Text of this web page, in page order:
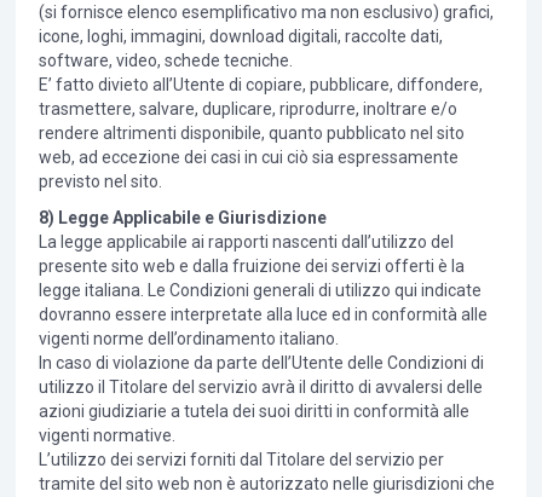
(si fornisce elenco esemplificativo ma non esclusivo) grafici,
icone, loghi, immagini, download digitali, raccolte dati,
software, video, schede tecniche.
E’ fatto divieto all’Utente di copiare, pubblicare, diffondere,
trasmettere, salvare, duplicare, riprodurre, inoltrare e/o
rendere altrimenti disponibile, quanto pubblicato nel sito
web, ad eccezione dei casi in cui ciò sia espressamente
previsto nel sito.
8) Legge Applicabile e Giurisdizione
La legge applicabile ai rapporti nascenti dall’utilizzo del
presente sito web e dalla fruizione dei servizi offerti è la
legge italiana. Le Condizioni generali di utilizzo qui indicate
dovranno essere interpretate alla luce ed in conformità alle
vigenti norme dell’ordinamento italiano.
In caso di violazione da parte dell’Utente delle Condizioni di
utilizzo il Titolare del servizio avrà il diritto di avvalersi delle
azioni giudiziarie a tutela dei suoi diritti in conformità alle
vigenti normative.
L’utilizzo dei servizi forniti dal Titolare del servizio per
tramite del sito web non è autorizzato nelle giurisdizioni che